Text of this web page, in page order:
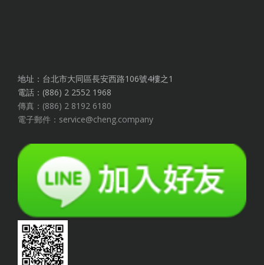
地址：台北市大同區長安西路106號4樓之1
電話：(886) 2 2552 1968
傳真：(886) 2 8192 6180
電子郵件：service@cheng.company